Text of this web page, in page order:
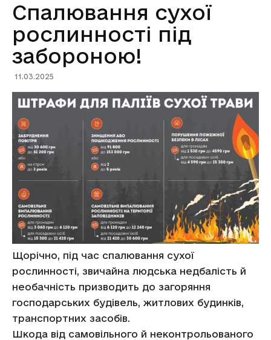
Спалювання сухої
рослинності під
забороною!
11.03.2025
Щорічно, під час спалювання сухої
рослинності, звичайна людська недбалість й
необачність призводить до загоряння
господарських будівель, житлових будинків,
транспортних засобів.
Шкода від самовільного й неконтрольованого